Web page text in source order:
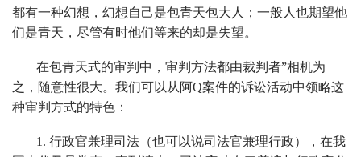
都有一种幻想，幻想自己是包青天包大人；一般人也期望他
们是青天，尽管有时他们等来的却是失望。
在包青天式的审判中，审判方法都由裁判者”相机为
之，随意性很大。我们可以从阿Q案件的诉讼活动中领略这
种审判方式的特色：
1. 行政官兼理司法（也可以说司法官兼理行政），在我